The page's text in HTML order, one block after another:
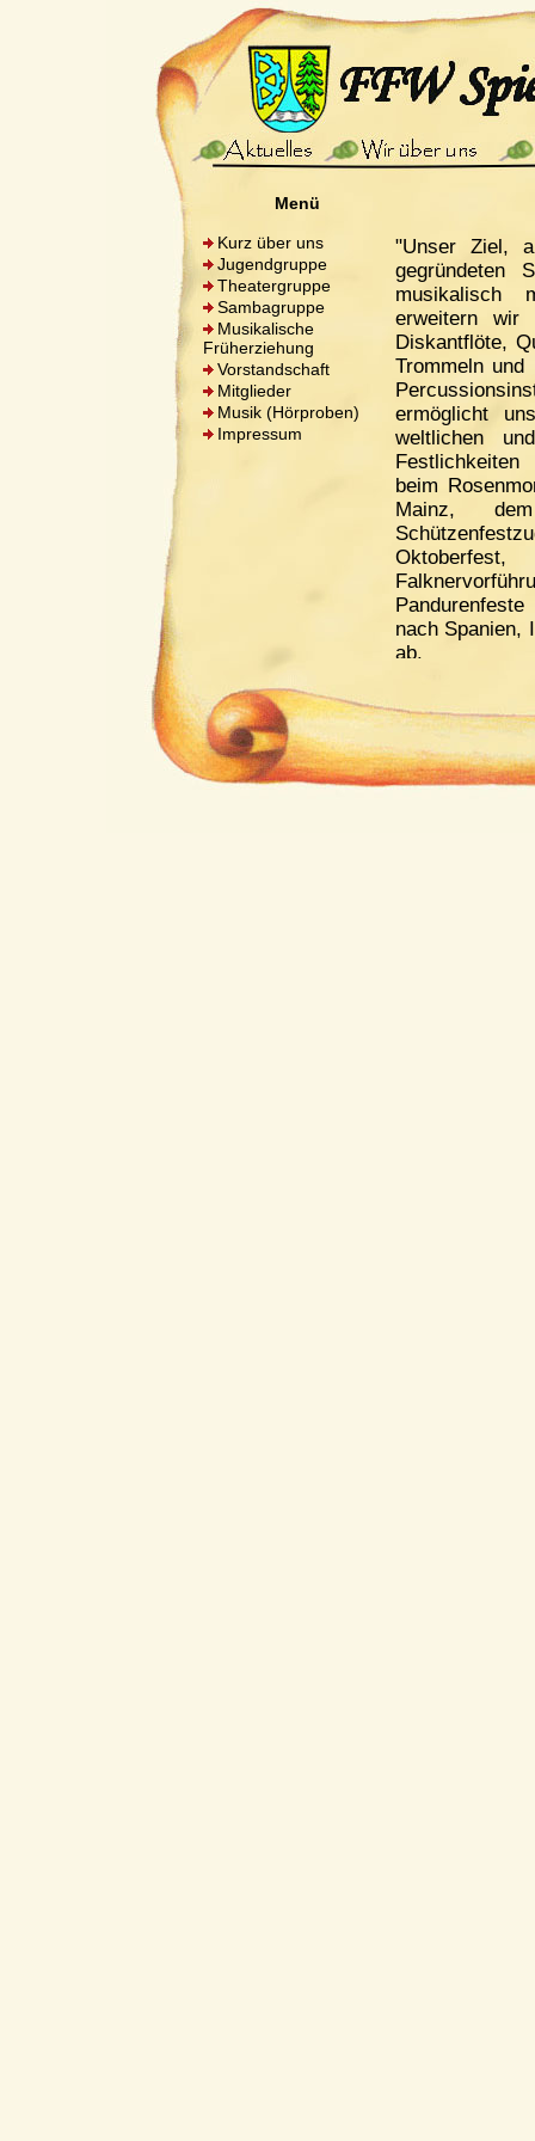
Menü
Kurz über uns
Jugendgruppe
Theatergruppe
Sambagruppe
Musikalische
Früherziehung
Vorstandschaft
Mitglieder
Musik (Hörproben)
Impressum
"Unser Ziel,
gegründeten
musikalisch
erweitern wir
Diskantflöte,
Trommeln
ermöglicht
weltlichen
Festlichkeiten
beim
Mainz,
nach Spanien,
ab.